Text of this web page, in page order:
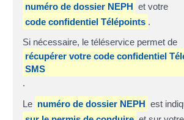
numéro de dossier NEPH et votre
code confidentiel Télépoints .
Si nécessaire, le téléservice permet de
récupérer votre code confidentiel
SMS
.
Le numéro de dossier NEPH est